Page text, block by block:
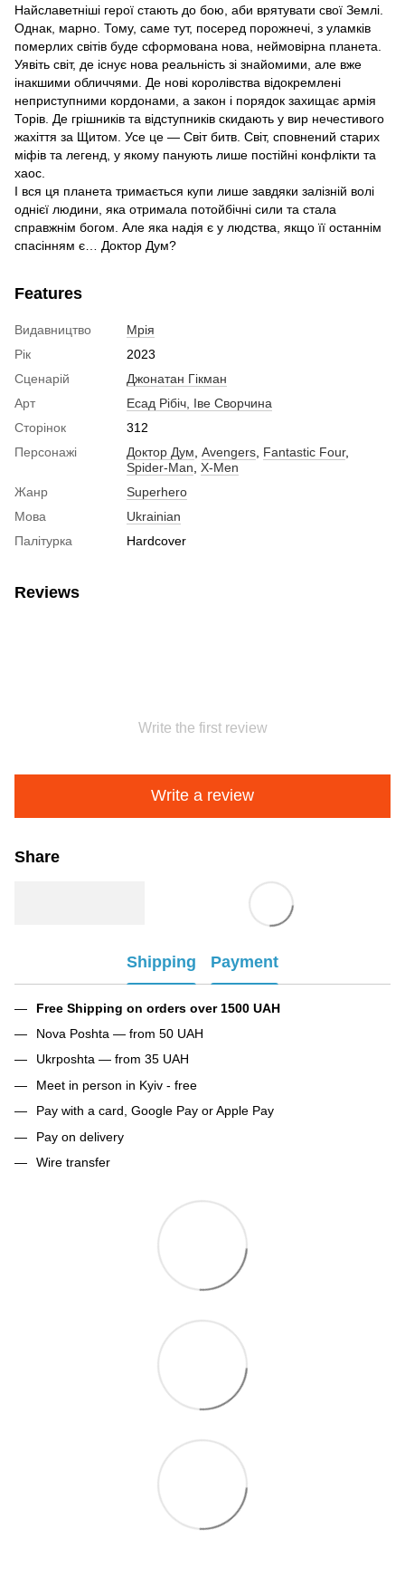
Найславетніші герої стають до бою, аби врятувати свої Землі.
Однак, марно. Тому, саме тут, посеред порожнечі, з уламків
померлих світів буде сформована нова, неймовірна планета.
Уявіть світ, де існує нова реальність зі знайомими, але вже
інакшими обличчями. Де нові королівства відокремлені
неприступними кордонами, а закон і порядок захищає армія
Торів. Де грішників та відступників скидають у вир нечестивого
жахіття за Щитом. Усе це — Світ битв. Світ, сповнений старих
міфів та легенд, у якому панують лише постійні конфлікти та
хаос.
І вся ця планета тримається купи лише завдяки залізній волі
однієї людини, яка отримала потойбічні сили та стала
справжнім богом. Але яка надія є у людства, якщо її останнім
спасінням є… Доктор Дум?
Features
Видавництво
Мрія
Рік
2023
Сценарій
Джонатан Гікман
Арт
Есад Рібіч, Іве Сворчина
Сторінок
312
Персонажі
Доктор Дум Avengers Fantastic Four,
Spider-Man X-Men
Жанр
Superhero
Мова
Ukrainian
Палітурка
Hardcover
Reviews
Write the first review
Write a review
Share
Shipping Payment
Free Shipping on orders over 1500 UAH
Nova Poshta — from 50 UAH
Ukrposhta — from 35 UAH
Meet in person in Kyiv - free
Pay with a card, Google Pay or Apple Pay
Pay on delivery
Wire transfer